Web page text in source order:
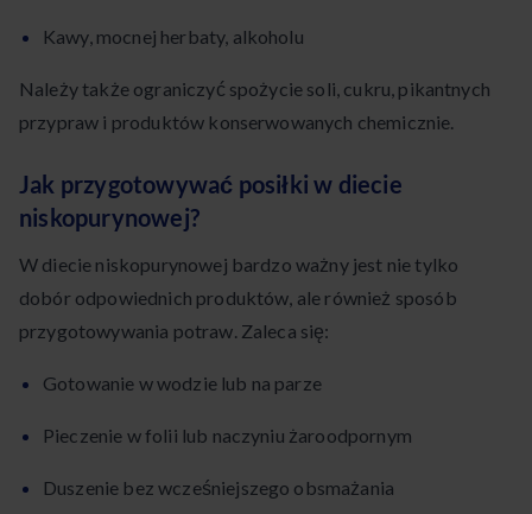
Kawy, mocnej herbaty, alkoholu
Należy także ograniczyć spożycie soli, cukru, pikantnych
przypraw i produktów konserwowanych chemicznie.
Jak przygotowywać posiłki w diecie
niskopurynowej?
W diecie niskopurynowej bardzo ważny jest nie tylko
dobór odpowiednich produktów, ale również sposób
przygotowywania potraw. Zaleca się:
Gotowanie w wodzie lub na parze
Pieczenie w folii lub naczyniu żaroodpornym
Duszenie bez wcześniejszego obsmażania